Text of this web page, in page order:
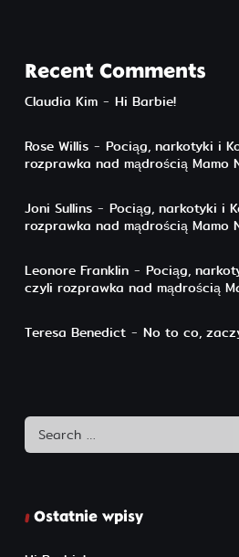
Recent Comments
Claudia Kim- Hi Barbie!
Rose Willis- Pociąg, narkotyki i
rozprawka nad mądrością Mamo
Joni Sullins- Pociąg, narkotyki i
rozprawka nad mądrością Mamo
Leonore Franklin- Pociąg,
czyli rozprawka nad mądrością
Teresa Benedict- No to co,
Ostatnie wpisy